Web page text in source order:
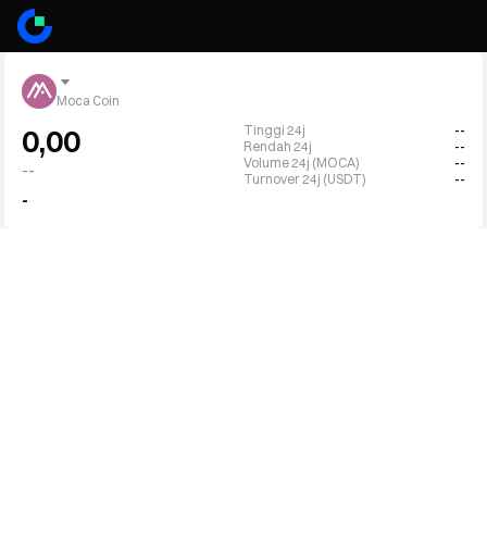
Moca Coin
0,00
--
-
Tinggi 24j
--
Rendah 24j
--
Volume 24j (MOCA)
--
Turnover 24j (USDT)
--